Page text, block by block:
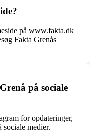
på www.fakta.dk
Fakta Grenås
på sociale
for opdateringer,
medier.